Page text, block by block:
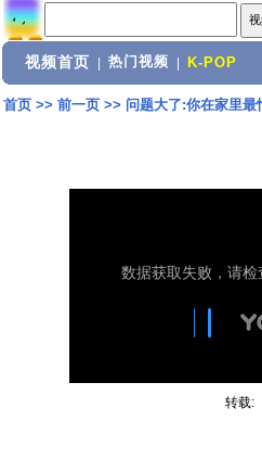
视频首页 热门视频 K-POP
首页>> 前一页>> 问题大了:你在家里最
转载: